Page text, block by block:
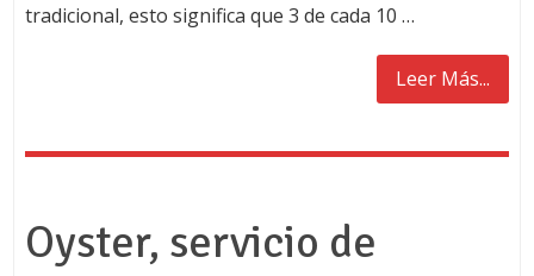
tradicional, esto significa que 3 de cada 10 …
Leer Más...
Oyster, servicio de